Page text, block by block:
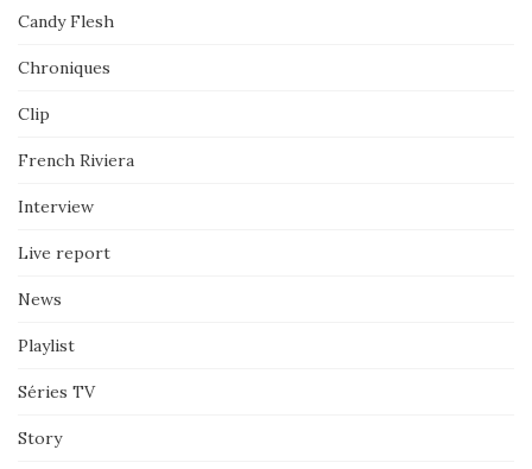
Candy Flesh
Chroniques
Clip
French Riviera
Interview
Live report
News
Playlist
Séries TV
Story